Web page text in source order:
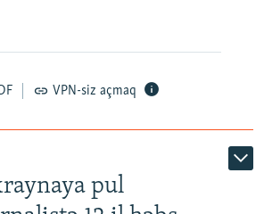
VPN-siz açmaq
pul